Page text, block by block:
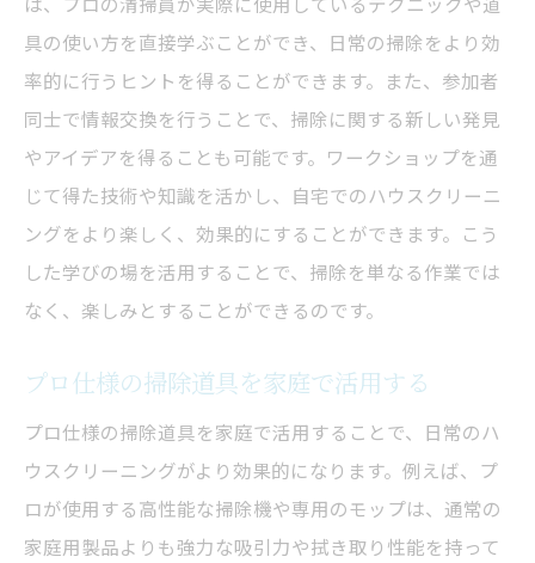
具の使い方を直接学ぶことができ、日常の掃除をより効
率的に行うヒントを得ることができます。また、参加者
同士で情報交換を行うことで、掃除に関する新しい発見
やアイデアを得ることも可能です。ワークショップを通
じて得た技術や知識を活かし、自宅でのハウスクリーニ
ングをより楽しく、効果的にすることができます。こう
した学びの場を活用することで、掃除を単なる作業では
なく、楽しみとすることができるのです。
プロ仕様の掃除道具を家庭で活用する
プロ仕様の掃除道具を家庭で活用することで、日常のハ
ウスクリーニングがより効果的になります。例えば、プ
ロが使用する高性能な掃除機や専用のモップは、通常の
家庭用製品よりも強力な吸引力や拭き取り性能を持って